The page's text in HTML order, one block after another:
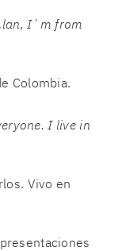
I´m from
Colombia.
I live in
Vivo en